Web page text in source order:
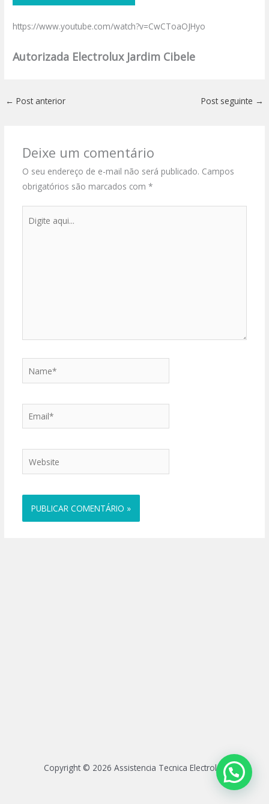
https://www.youtube.com/watch?v=CwCToaOJHyo
Autorizada Electrolux Jardim Cibele
← Post anterior Post seguinte →
Deixe um comentário
O seu endereço de e-mail não será publicado. Campos
obrigatórios são marcados com *
aqui...
Email*
Website
Copyright © 2026 Assistencia Tecnica Electrolux